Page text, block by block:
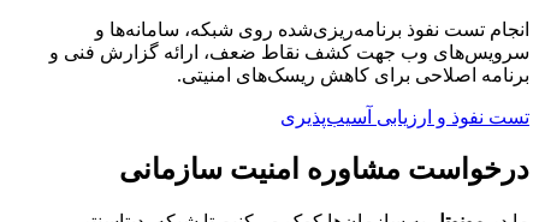
انجام تست نفوذ برنامه‌ریزی‌شده روی شبکه، سامانه‌ها و
سرویس‌های وب جهت کشف نقاط ضعف، ارائه گزارش فنی و
برنامه اصلاحی برای کاهش ریسک‌های امنیتی.
تست نفوذ و ارزیابی آسیب‌پذیری
درخواست مشاوره امنیت سازمانی